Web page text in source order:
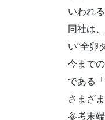
いわれる
同社は
い“全卵
今まで
である
さまざ
参考末